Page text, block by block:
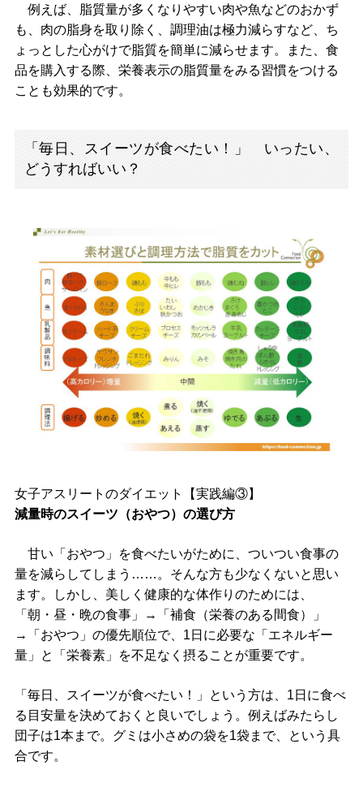
例えば、脂質量が多くなりやすい肉や魚などのおかず
も、肉の脂身を取り除く、調理油は極力減らすなど、ち
ょっとした心がけで脂質を簡単に減らせます。また、食
品を購入する際、栄養表示の脂質量をみる習慣をつける
ことも効果的です。
「毎日、スイーツが食べたい！」 いったい、
どうすればいい？
女子アスリートのダイエット【実践編③】
減量時のスイーツ（おやつ）の選び方
甘い「おやつ」を食べたいがために、ついつい食事の
量を減らしてしまう……。そんな方も少なくないと思い
ます。しかし、美しく健康的な体作りのためには、
「朝・昼・晩の食事」→「補食（栄養のある間食）」
→「おやつ」の優先順位で、1日に必要な「エネルギー
量」と「栄養素」を不足なく摂ることが重要です。
「毎日、スイーツが食べたい！」という方は、1日に食べ
る目安量を決めておくと良いでしょう。例えばみたらし
団子は1本まで。グミは小さめの袋を1袋まで、という具
合です。